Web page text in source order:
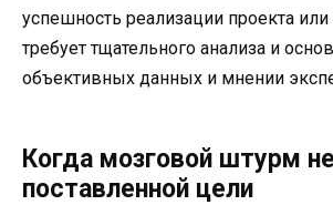
успешность реализации проекта или
требует тщательного анализа и
объективных данных и мнении
Когда мозговой штурм
поставленной цели